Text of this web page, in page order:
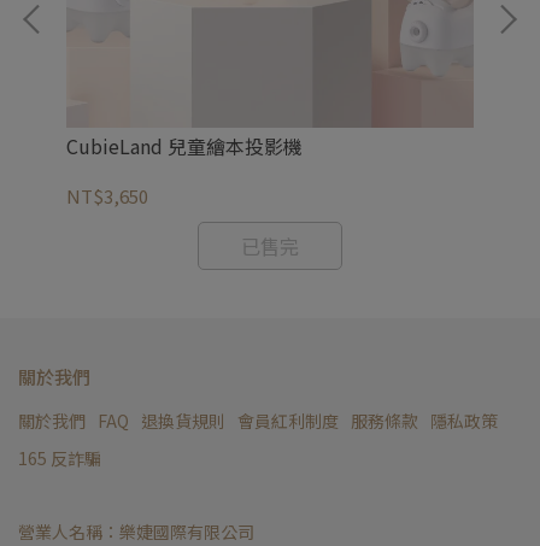
CubieLand 兒童繪本投影機
NT$3,650
已售完
關於我們
關於我們 FAQ 退換貨規則 會員紅利制度 服務條款 隱私政策
165 反詐騙
營業人名稱：樂婕國際有限公司